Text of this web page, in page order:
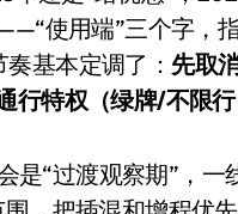
SP，情怀拉满
能“以盘换数”了？
Bose却学不会？一文讲透
使用端”三个字，
基本定调了： 先取
行特权（绿牌/不限行
是“过渡观察期”，